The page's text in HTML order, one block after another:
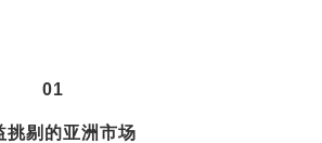
01
挑剔的亚洲市场